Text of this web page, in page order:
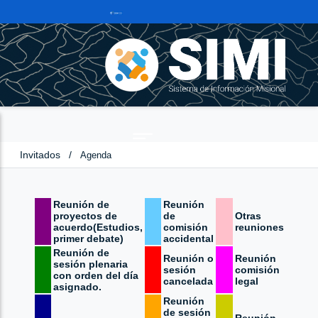
Invitados / Agenda
Reunión de
proyectos de
acuerdo(Estudios,
primer debate)
Reunión
de
comisión
accidental
Otras
reuniones
Reunión de
sesión plenaria
con orden del día
asignado.
Reunión o
sesión
cancelada
Reunión
comisión
legal
Reunión
de sesión